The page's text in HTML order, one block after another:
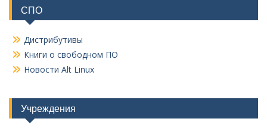
СПО
Дистрибутивы
Книги о свободном ПО
Новости Alt Linux
Учреждения